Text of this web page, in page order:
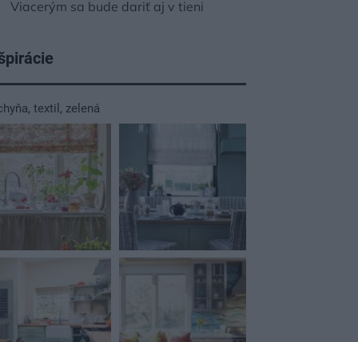
Viacerým sa bude dariť aj v tieni
, textil , zelená